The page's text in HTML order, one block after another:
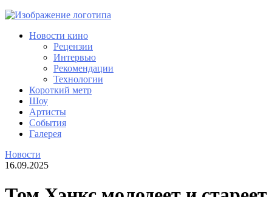
Новости кино
Рецензии
Интервью
Рекомендации
Технологии
Короткий метр
Шоу
Артисты
События
Галерея
Новости
16.09.2025